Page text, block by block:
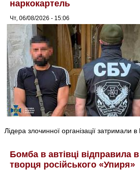
наркокартель
Чт, 06/08/2026 - 15:06
Лідера злочинної організації затримали в
Бомба в автівці відправила
творця російського «Упиря»